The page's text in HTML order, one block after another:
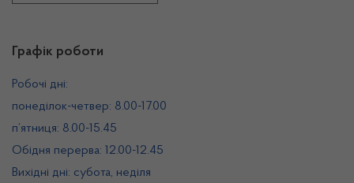
Графік роботи
Робочі дні:
понеділок-четвер: 8.00-17.00
п’ятниця: 8.00-15.45
Обідня перерва: 12.00-12.45
Вихідні дні: субота, неділя